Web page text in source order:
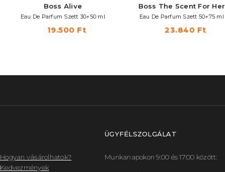
Boss Alive
Eau De Parfum Szett 30+50 ml
19.500 Ft
Boss The Scent For Her
Eau De Parfum Szett 50+75 ml
23.840 Ft
Hogyan vásárolhatok?
Kedvezmények
ÜGYFÉLSZOLGÁLAT
Munkanapokon 9:00 és 17:00 között: